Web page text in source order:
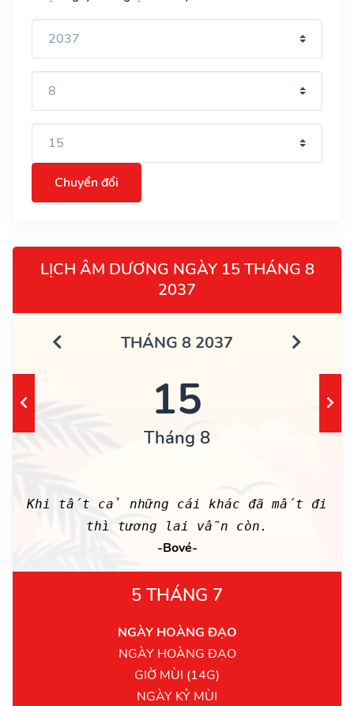
Chuyển đổi
LỊCH ÂM DƯƠNG NGÀY 15 THÁNG 8
2037
THÁNG 8 2037
15
Tháng 8
Khi tất cả những cái khác đã mất đi
thì tương lai vẫn còn.
-Bové-
5 THÁNG 7
NGÀY HOÀNG ĐẠO
NGÀY HOÀNG ĐẠO
GIỜ MÙI (14G)
NGÀY KỶ MÙI